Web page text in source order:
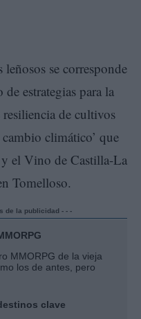
se corresponde
estrategias para la
de cultivos
climático’ que
el Vino de Castilla-La
Tomelloso.
de la publicidad - - -
MMORPG de la vieja
los de antes, pero
clave